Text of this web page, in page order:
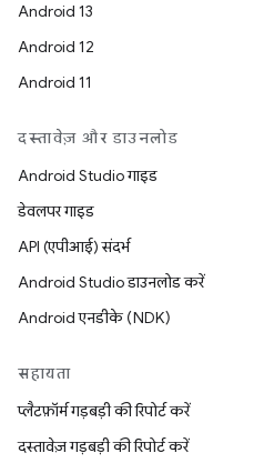
Android 13
Android 12
Android 11
दस्तावेज़ और डाउनलोड
Android Studio गाइड
डेवलपर गाइड
API (एपीआई) संदर्भ
Android Studio डाउनलोड करें
Android एनडीके (NDK)
सहायता
प्लैटफ़ॉर्म गड़बड़ी की रिपोर्ट करें
दस्तावेज़ गड़बड़ी की रिपोर्ट करें